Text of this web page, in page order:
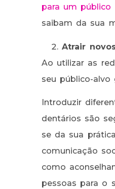
para um público
saibam da sua
Atrair
Ao utilizar as
seu público-alvo
Introduzir
dentários são
se da sua
comunicação
como
pessoas para o